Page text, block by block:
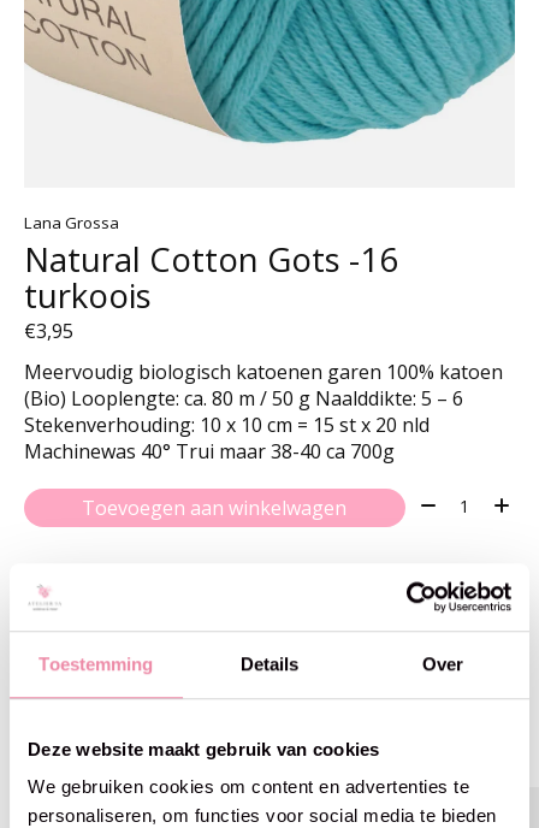
Toestemming Details Over
Deze website maakt gebruik van cookies
We gebruiken cookies om content en advertenties te
personaliseren, om functies voor social media te bieden
Lana Grossa
Natural Cotton Gots -16
turkoois
€3,95
Meervoudig biologisch katoenen garen 100% katoen
(Bio) Looplengte: ca. 80 m / 50 g Naalddikte: 5 – 6
Stekenverhouding: 10 x 10 cm = 15 st x 20 nld
Machinewas 40° Trui maar 38-40 ca 700g
Toevoegen aan winkelwagen Aantal:
Gerelateerde producten
Carousel items